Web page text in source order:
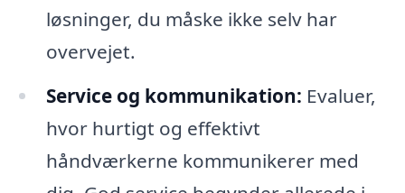
løsninger, du måske ikke selv har
overvejet.
Service og kommunikation: Evaluer,
hvor hurtigt og effektivt
håndværkerne kommunikerer med